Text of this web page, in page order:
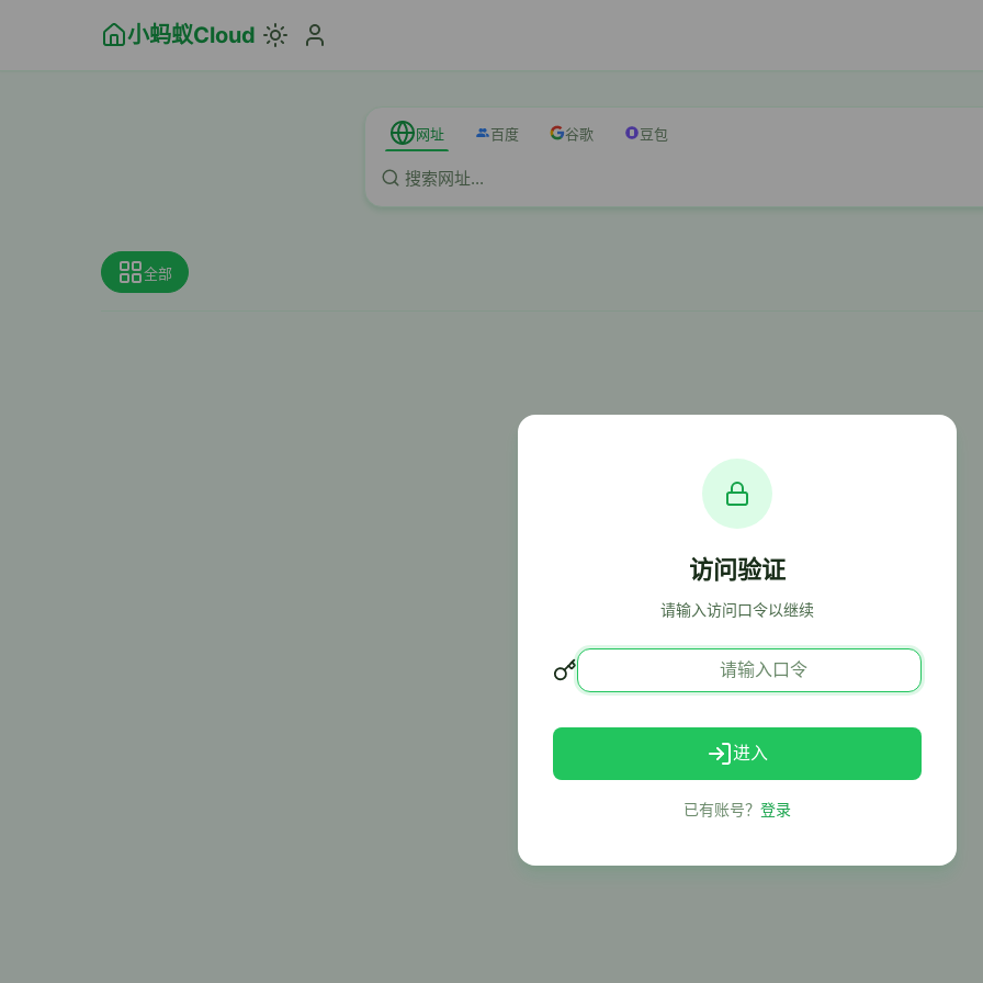
小蚂蚁Cloud
网址 百度 谷歌 豆包
全部
访问验证
请输入访问口令以继续
进入
已有账号？ 登录